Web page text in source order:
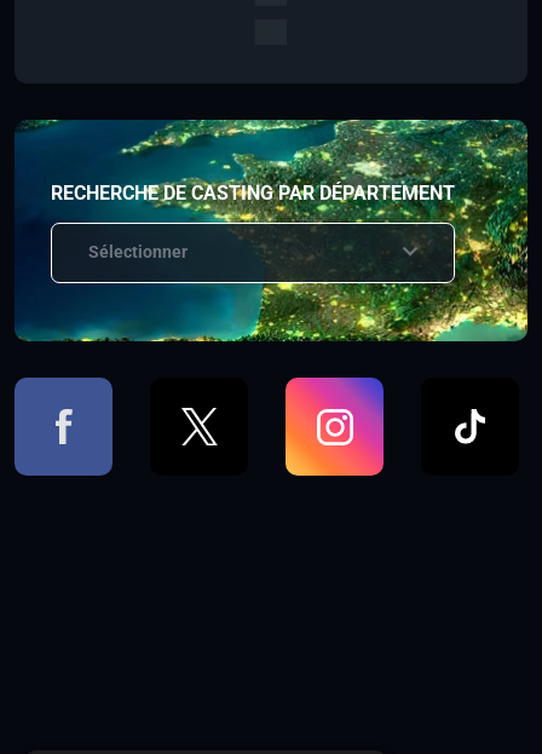
RECHERCHE DE CASTING PAR DÉPARTEMENT
Sélectionner